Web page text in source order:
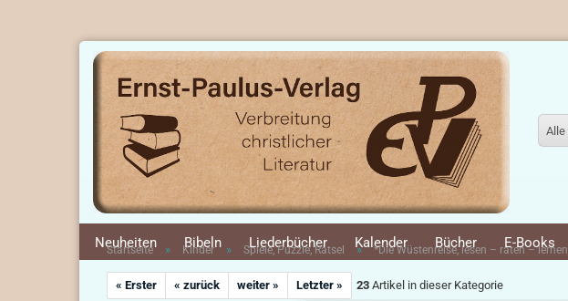
Alle
Neuheiten Bibeln Liederbücher Kalender Bücher E-Books
Startseite » Kinder » Spiele, Puzzle, Rätsel » *Die Wüstenreise, lesen – raten – lernen
« Erster « zurück weiter » Letzter » 23 Artikel in dieser Kategorie